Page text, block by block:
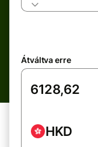
Átváltva erre
HKD